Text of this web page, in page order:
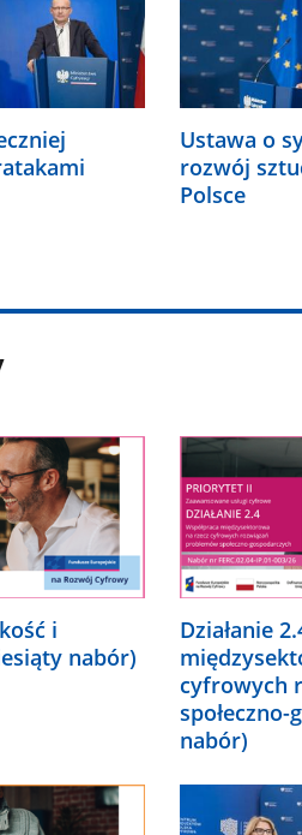
Ustawa o
rozwój
Polsce
i
nabór)
Działanie
cyfrowych
nabór)